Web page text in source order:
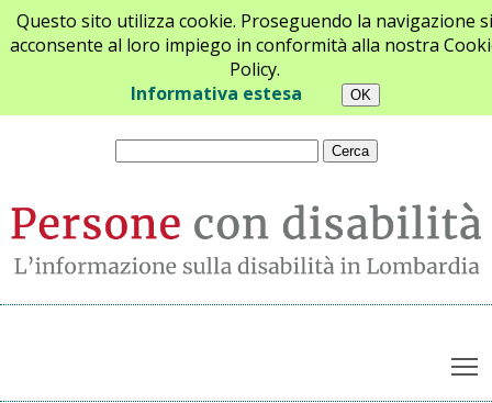
Questo sito utilizza cookie. Proseguendo la navigazione si
acconsente al loro impiego in conformità alla nostra
Policy.
Informativa estesa
Chi siamo Newsletter Contatti